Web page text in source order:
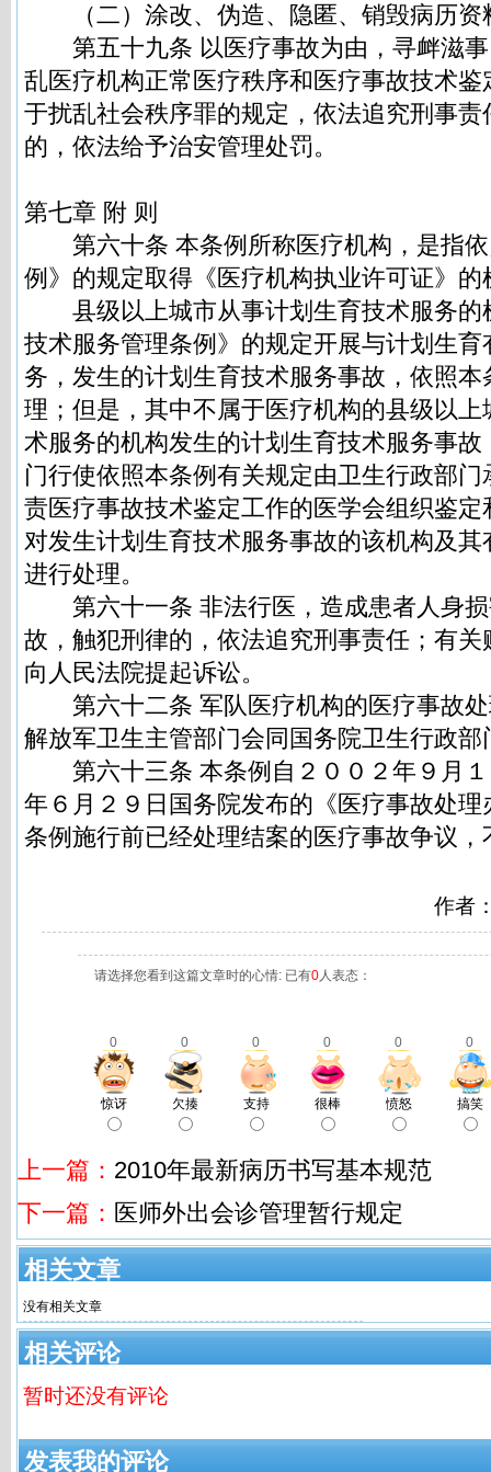
（二）涂改、伪造、隐匿、销毁病历资
第五十九条 以医疗事故为由，寻衅滋事
乱医疗机构正常医疗秩序和医疗事故技术
于扰乱社会秩序罪的规定，依法追究刑事
的，依法给予治安管理处罚。
第七章 附 则
第六十条 本条例所称医疗机构，是指依
例》的规定取得《医疗机构执业许可证》的
县级以上城市从事计划生育技术服务的
技术服务管理条例》的规定开展与计划生
务，发生的计划生育技术服务事故，依照
理；但是，其中不属于医疗机构的县级以
术服务的机构发生的计划生育技术服务事
门行使依照本条例有关规定由卫生行政部
责医疗事故技术鉴定工作的医学会组织鉴
对发生计划生育技术服务事故的该机构及
进行处理。
第六十一条 非法行医，造成患者人身损
故，触犯刑律的，依法追究刑事责任；有
向人民法院提起诉讼。
第六十二条 军队医疗机构的医疗事故处
解放军卫生主管部门会同国务院卫生行政
第六十三条 本条例自２００２年９月１
年６月２９日国务院发布的《医疗事故处
条例施行前已经处理结案的医疗事故争议，
作者
请选择您看到这篇文章时的心情: 已有0人表态：
0 0 0 0 0 0
惊讶 欠揍 支持 很棒 愤怒 搞笑
上一篇： 2010年最新病历书写基本规范
下一篇： 医师外出会诊管理暂行规定
相关文章
没有相关文章
相关评论
暂时还没有评论
发表我的评论